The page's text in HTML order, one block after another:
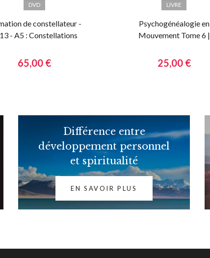
DVD
de constellateur -
- A5 : Constellations
65,00 €
LIVRE
Psychogénéalogie en
Mouvement Tome 6 |
25,00 €
Différence entre
développement personnel
et spiritualité
EN SAVOIR PLUS